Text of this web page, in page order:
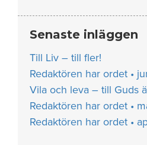
Senaste inläggen
Till Liv – till fler!
Redaktören har ordet •
Vila och leva – till Guds
Redaktören har ordet •
Redaktören har ordet •